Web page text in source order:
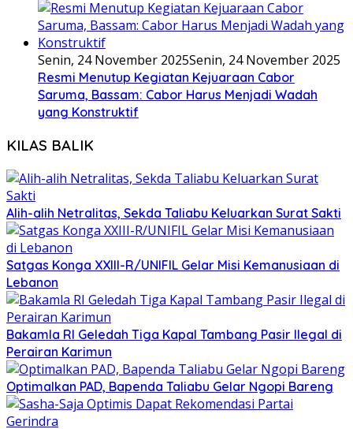
Senin, 24 November 2025Senin, 24 November 2025
Resmi Menutup Kegiatan Kejuaraan Cabor
Saruma, Bassam: Cabor Harus Menjadi Wadah
yang Konstruktif
KILAS BALIK
Alih-alih Netralitas, Sekda Taliabu Keluarkan Surat Sakti
Satgas Konga XXIII-R/UNIFIL Gelar Misi Kemanusiaan di
Lebanon
Bakamla RI Geledah Tiga Kapal Tambang Pasir Ilegal di
Perairan Karimun
Optimalkan PAD, Bapenda Taliabu Gelar Ngopi Bareng